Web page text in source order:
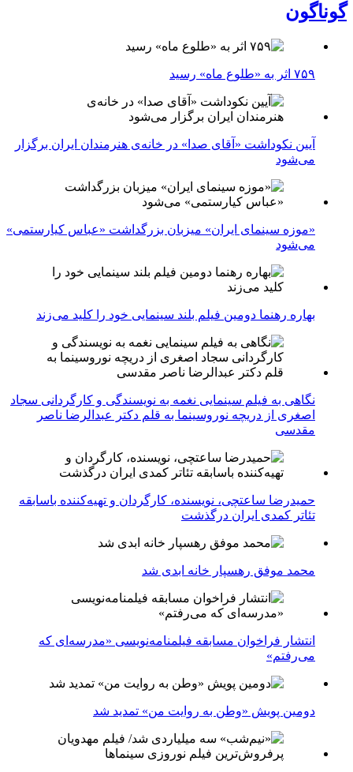
گوناگون
۷۵۹ اثر به «طلوع ماه» رسید
آیین نکوداشت «آقای صدا» در خانه‌ی هنرمندان ایران برگزار
می‌شود
«موزه سینمای ایران» میزبان بزرگداشت «عباس کیارستمی»
می‌شود
بهاره رهنما دومین فیلم بلند سینمایی خود را کلید می‌زند
نگاهی به فیلم سینمایی نغمه به نویسندگی و کارگردانی سجاد
اصغری از دریچه نوروسینما به قلم دکتر عبدالرضا ناصر
مقدسی
حمیدرضا ساعتچی، نویسنده، کارگردان و تهیه‌کننده باسابقه
تئاتر کمدی ایران درگذشت
محمد موفق رهسپار خانه ابدی شد
انتشار فراخوان مسابقه فیلمنامه‌نویسی «مدرسه‌ای که
می‌رفتم»
دومین پویش «وطن به روایت من» تمدید شد